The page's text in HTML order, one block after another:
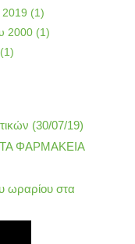
2019 (1)
2000 (1)
(30/07/19)
ΦΑΡΜΑΚΕΙΑ
ωραρίου στα